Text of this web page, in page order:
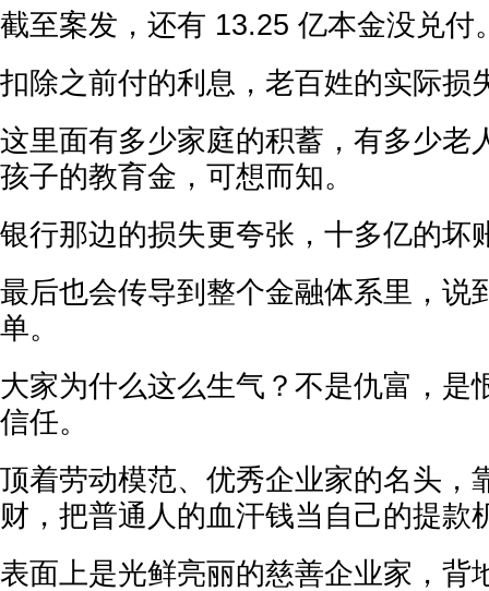
截至案发，还有 13.25 亿本金没兑付
扣除之前付的利息，老百姓的实际损
这里面有多少家庭的积蓄，有多少老
孩子的教育金，可想而知。
银行那边的损失更夸张，十多亿的坏
最后也会传导到整个金融体系里，说
单。
大家为什么这么生气？不是仇富，是
信任。
顶着劳动模范、优秀企业家的名头，
财，把普通人的血汗钱当自己的提款
表面上是光鲜亮丽的慈善企业家，背